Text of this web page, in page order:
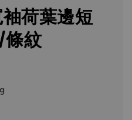
荷葉邊短
紋